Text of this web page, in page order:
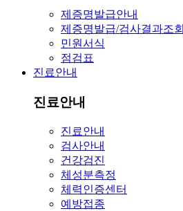
제증명발급안내
제증명발급/검사결과조회
민원서식
점검표
진료안내
진료안내
진료안내
검사안내
건강검진
체성분측정
체력인증센터
예방접종